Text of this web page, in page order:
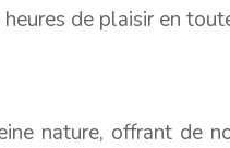
de plaisir en
nature, offrant de